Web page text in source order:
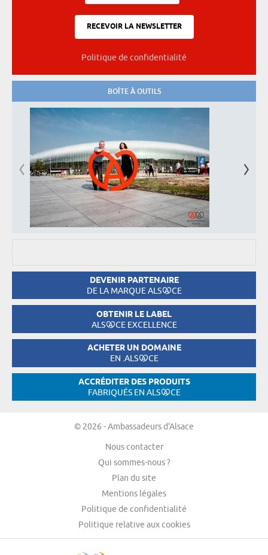
Politique de confidentialité
BOÎTE À OUTILS
DEVENIR PARTENAIRE
DE LA MARQUE ALS CE
OBTENIR LE LABEL
ALS CE EXCELLENCE
ACHETER UN DOMAINE
EN .ALS CE
ACCRÉDITER DES PRODUITS
FABRIQUÉS EN ALS CE
© 2026 - Ambassadeurs d'Alsace
Nous contacter
Qui sommes-nous ?
Plan du site
Mentions légales
Politique de confidentialité
Politique relative aux cookies